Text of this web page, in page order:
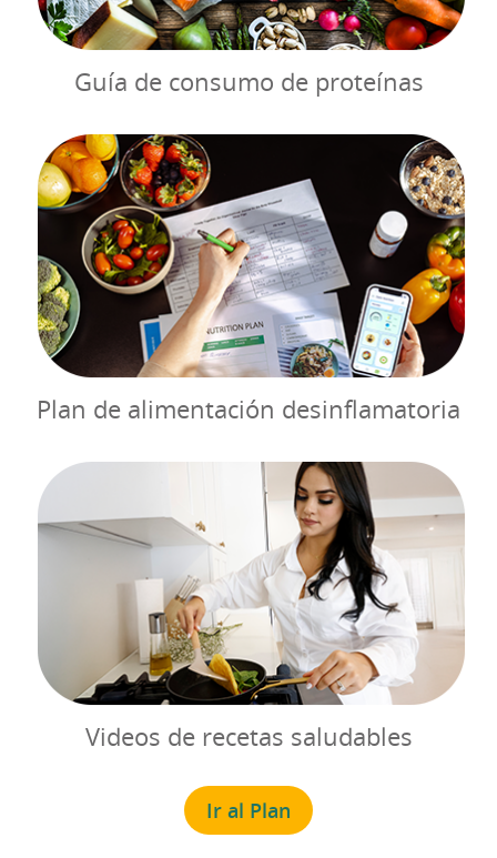
Guía de consumo de proteínas
Plan de alimentación desinflamatoria
Videos de recetas saludables
Ir al Plan